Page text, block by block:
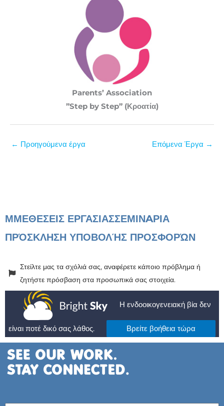
Parents’ Association
”Step by Step” (Κροατία)
← Προηγούμενα έργα Επόμενα Έργα →
ΜΜΕΘΕΣΕΙΣ ΕΡΓΑΣΙΑΣΣΕΜΙΝAΡΙΑ
ΠΡΌΣΚΛΗΣΗ ΥΠΟΒΟΛΉΣ ΠΡΟΣΦΟΡΏΝ
Στείλτε μας τα σχόλιά σας, αναφέρετε κάποιο πρόβλημα ή
ζητήστε πρόσβαση στα προσωπικά σας στοιχεία.
Η ενδοοικογενειακή βία δεν
είναι ποτέ δικό σας λάθος. Βρείτε βοήθεια τώρα